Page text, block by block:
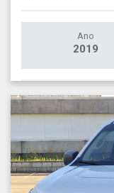
Ano
2019